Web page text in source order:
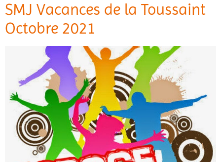
SMJ Vacances de la Toussaint
Octobre 2021